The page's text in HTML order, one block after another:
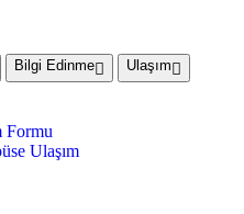
Bilgi Edinme Ulaşım
Formu
Ulaşım